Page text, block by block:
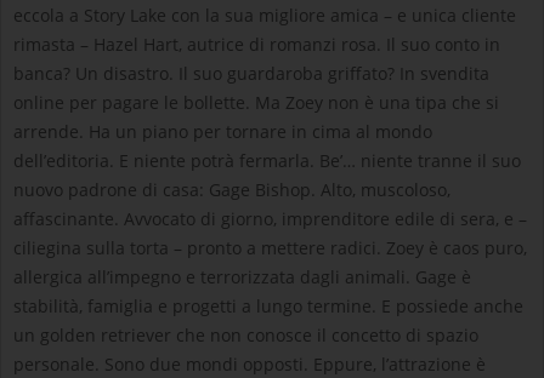
eccola a Story Lake con la sua migliore amica – e unica cliente
rimasta – Hazel Hart, autrice di romanzi rosa. Il suo conto in
banca? Un disastro. Il suo guardaroba griffato? In svendita
online per pagare le bollette. Ma Zoey non è una tipa che si
arrende. Ha un piano per tornare in cima al mondo
dell’editoria. E niente potrà fermarla. Be’… niente tranne il suo
nuovo padrone di casa: Gage Bishop. Alto, muscoloso,
affascinante. Avvocato di giorno, imprenditore edile di sera, e –
ciliegina sulla torta – pronto a mettere radici. Zoey è caos puro,
allergica all’impegno e terrorizzata dagli animali. Gage è
stabilità, famiglia e progetti a lungo termine. E possiede anche
un golden retriever che non conosce il concetto di spazio
personale. Sono due mondi opposti. Eppure, l’attrazione è